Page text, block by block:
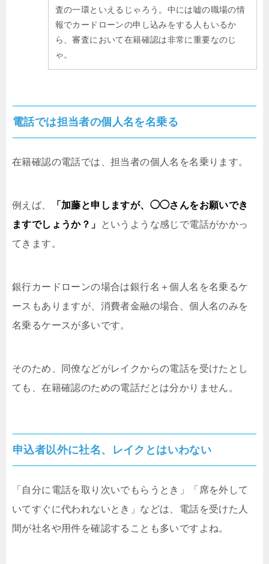
査の一環といえるじゃろう。中には嘘の職場の情
報でカードローンの申し込みをする人もいるか
ら、審査において在籍確認は非常に重要なのじ
ゃ。
電話では担当者の個人名を名乗る
在籍確認の電話では、担当者の個人名を名乗ります。
例えば、
「加藤と申しますが、◯◯さんをお願いでき
ますでしょうか？」
というような感じで電話がかかっ
てきます。
銀行カードローンの場合は銀行名＋個人名を名乗るケ
ースもありますが、消費者金融の場合、個人名のみを
名乗るケースが多いです。
そのため、同僚などがレイクからの電話を受けたとし
ても、在籍確認のための電話だとは分かりません。
申込者以外に社名、レイクとはいわない
「自分に電話を取り次いでもらうとき」「席を外して
いてすぐに代われないとき」などは、電話を受けた人
間が社名や用件を確認することも多いですよね。